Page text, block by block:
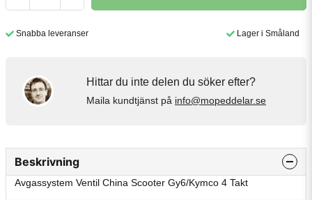
Snabba leveranser Lager i Småland
Hittar du inte delen du söker efter?
Maila kundtjänst på info@mopeddelar.se
Beskrivning
Avgassystem Ventil China Scooter Gy6/Kymco 4 Takt